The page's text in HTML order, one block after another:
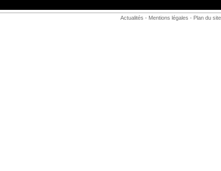
Actualités - Mentions légales - Plan du site